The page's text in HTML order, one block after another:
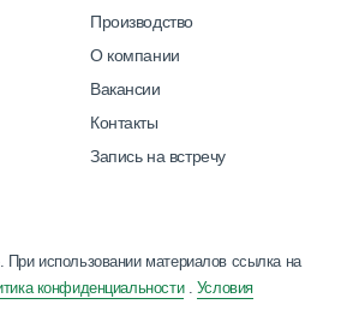
Производство
О компании
Вакансии
Контакты
Запись на встречу
использовании материалов ссылка на
конфиденциальности. Условия